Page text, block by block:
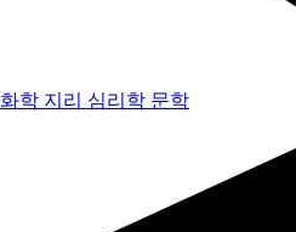
화학 지리 심리학 문학